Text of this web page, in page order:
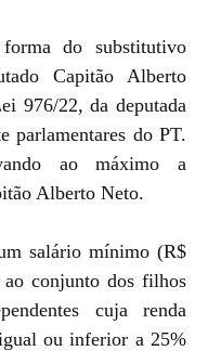
do substitutivo
Capitão Alberto
976/22, da deputada
parlamentares do PT.
ao máximo a
Alberto Neto.
salário mínimo (R$
ao conjunto dos filhos
cuja renda
ou inferior a 25%